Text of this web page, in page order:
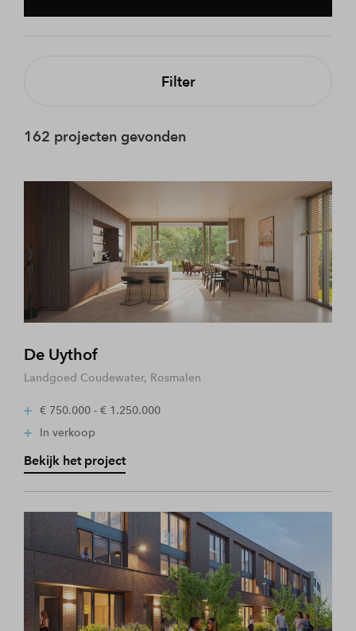
Filter
162 projecten gevonden
De Uythof
Landgoed Coudewater, Rosmalen
€ 750.000 - € 1.250.000
In verkoop
Bekijk het project